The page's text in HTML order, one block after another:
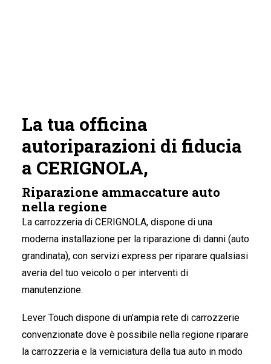
La tua officina
autoriparazioni di fiducia
a CERIGNOLA,
Riparazione ammaccature auto
nella regione
La carrozzeria di CERIGNOLA, dispone di una
moderna installazione per la riparazione di danni (auto
grandinata), con servizi express per riparare qualsiasi
averia del tuo veicolo o per interventi di
manutenzione.
Lever Touch dispone di un’ampia rete di carrozzerie
convenzionate dove è possibile nella regione riparare
la carrozzeria e la verniciatura della tua auto in modo